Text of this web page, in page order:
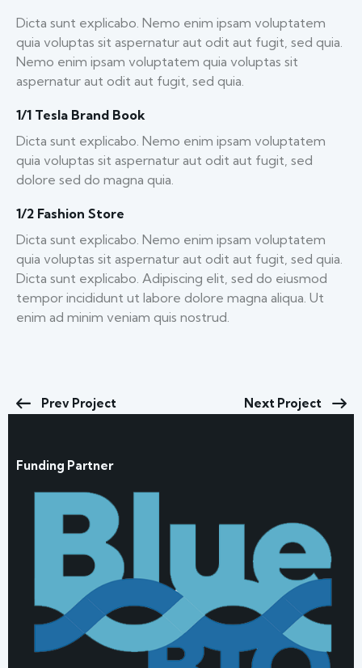
Dicta sunt explicabo. Nemo enim ipsam voluptatem
quia voluptas sit aspernatur aut odit aut fugit, sed quia.
Nemo enim ipsam voluptatem quia voluptas sit
aspernatur aut odit aut fugit, sed quia.
1/1 Tesla Brand Book
Dicta sunt explicabo. Nemo enim ipsam voluptatem
quia voluptas sit aspernatur aut odit aut fugit, sed
dolore sed do magna quia.
1/2 Fashion Store
Dicta sunt explicabo. Nemo enim ipsam voluptatem
quia voluptas sit aspernatur aut odit aut fugit, sed quia.
Dicta sunt explicabo. Adipiscing elit, sed do eiusmod
tempor incididunt ut labore dolore magna aliqua. Ut
enim ad minim veniam quis nostrud.
Prev Project Next Project
Funding Partner